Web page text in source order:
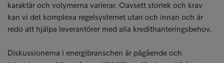
karaktär och volymerna varierar. Oavsett storlek och krav
kan vi det komplexa regelsystemet utan och innan och är
redo att hjälpa leverantörer med alla kredithanteringsbehov.
Diskussionerna i energibranschen är pågående och